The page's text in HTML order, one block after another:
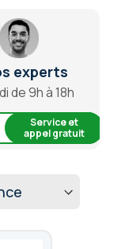
experts
de 9h à 18h
Service et
appel gratuit